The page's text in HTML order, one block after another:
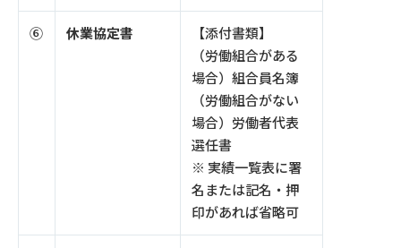
⑥ 休業協定書
【添付書類】
（労働組合がある
場合）組合員名簿
（労働組合がない
場合）労働者代表
選任書
※ 実績一覧表に署
名または記名・押
印があれば省略可